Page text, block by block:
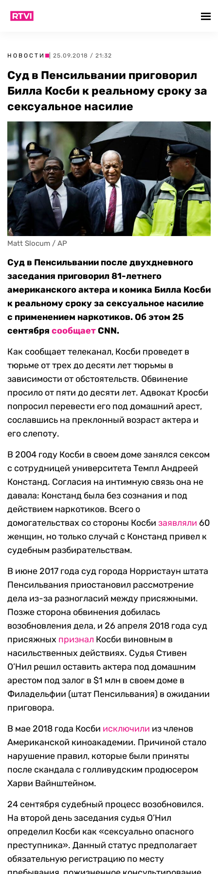
НОВОСТИ | 25.09.2018 / 21:32
Суд в Пенсильвании приговорил
Билла Косби к реальному сроку за
сексуальное насилие
Matt Slocum / АР
Суд в Пенсильвании после двухдневного
заседания приговорил 81-летнего
американского актера и комика Билла Косби
к реальному сроку за сексуальное насилие
с применением наркотиков. Об этом 25
сентября сообщаетCNN.
Как сообщает телеканал, Косби проведет в
тюрьме от трех до десяти лет тюрьмы в
зависимости от обстоятельств. Обвинение
просило от пяти до десяти лет. Адвокат Кросби
попросил перевести его под домашний арест,
сославшись на преклонный возраст актера и
его слепоту.
В 2004 году Косби в своем доме занялся сексом
с сотрудницей университета Темпл Андреей
Констанд. Согласия на интимную связь она не
давала: Констанд была без сознания и под
действием наркотиков. Всего о
домогательствах со стороны Косби заявляли 60
женщин, но только случай с Констанд привел к
судебным разбирательствам.
В июне 2017 года суд города Норристаун штата
Пенсильвания приостановил рассмотрение
дела из-за разногласий между присяжными.
Позже сторона обвинения добилась
возобновления дела, и 26 апреля 2018 года суд
присяжных признал Косби виновным в
насильственных действиях. Судья Стивен
О’Нил решил оставить актера под домашним
арестом под залог в $1 млн в своем доме в
Филадельфии (штат Пенсильвания) в ожидании
приговора.
В мае 2018 года Косби исключили из членов
Американской киноакадемии. Причиной стало
нарушение правил, которые были приняты
после скандала с голливудским продюсером
Харви Вайнштейном.
24 сентября судебный процесс возобновился.
На второй день заседания судья О’Нил
определил Косби как «сексуально опасного
преступника». Данный статус предполагает
обязательную регистрацию по месту